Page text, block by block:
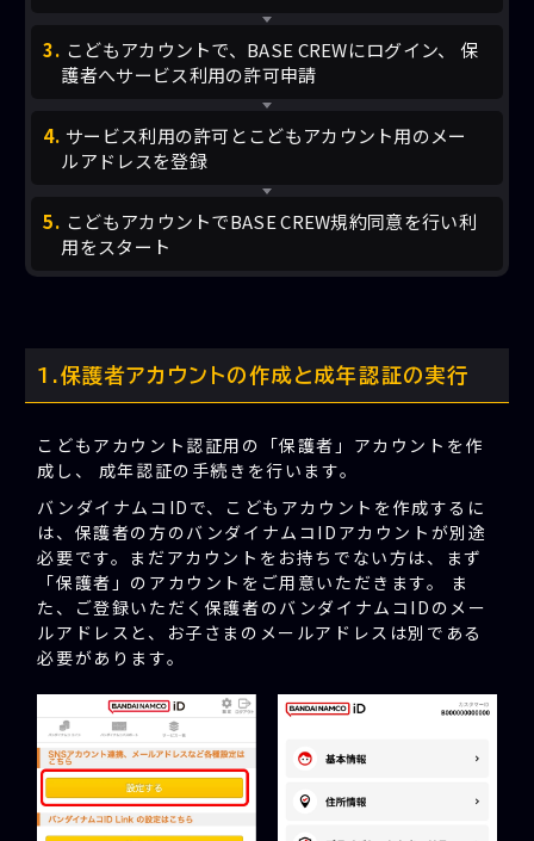
こどもアカウントで、BASE CREWにログイン、 保
護者へサービス利用の許可申請
サービス利用の許可とこどもアカウント用のメー
ルアドレスを登録
こどもアカウントでBASE CREW規約同意を行い利
用をスタート
保護者アカウントの作成と成年認証の実行
こどもアカウント認証用の「保護者」アカウントを作
成し、 成年認証の手続きを行います。
バンダイナムコIDで、こどもアカウントを作成するに
は、保護者の方のバンダイナムコIDアカウントが別途
必要です。まだアカウントをお持ちでない方は、まず
「保護者」のアカウントをご用意いただきます。 ま
た、ご登録いただく保護者のバンダイナムコIDのメー
ルアドレスと、お子さまのメールアドレスは別である
必要があります。